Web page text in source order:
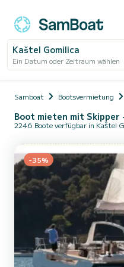
Kaštel Gomilica
Ein Datum oder Zeitraum wählen
Samboat Bootsvermietung
Boot mieten mit Skipper
2246 Boote verfügbar in Kaštel
-35%